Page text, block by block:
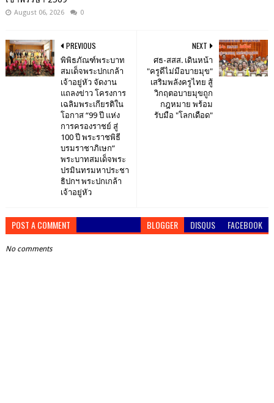
August 06, 2026 0
NEXT
ศธ-สสส. เดินหน้า
"ครูดีไม่มีอบายมุข"
เสริมพลังครูไทย สู้
วิกฤตอบายมุขถูก
กฎหมาย พร้อม
รับมือ "โลกเดือด"
PREVIOUS
พิพิธภัณฑ์พระบาท
สมเด็จพระปกเกล้า
เจ้าอยู่หัว จัดงาน
แถลงข่าว โครงการ
เฉลิมพระเกียรติใน
โอกาส “99 ปี แห่ง
การครองราชย์ สู่
100 ปี พระราชพิธี
บรมราชาภิเษก”
พระบาทสมเด็จพระ
ปรมินทรมหาประชา
ธิปกฯ พระปกเกล้า
เจ้าอยู่หัว
POST A COMMENT BLOGGER DISQUS FACEBOOK
No comments